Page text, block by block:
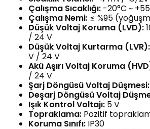
Çalışma Sıcaklığı: -20°C ~
Çalışma Nemi: ≤ %95
Düşük Voltaj Koruma (LVD):
/ 24 V
Düşük Voltaj Kurtarma (LVR):
V / 24 V
Akü Aşırı Voltaj Koruma
/ 24 V
Şarj Döngüsü Voltaj Düşmesi:
Deşarj Döngüsü Voltaj
Işık Kontrol Voltajı: 5 V
Topraklama: Pozitif
Koruma Sınıfı: IP30